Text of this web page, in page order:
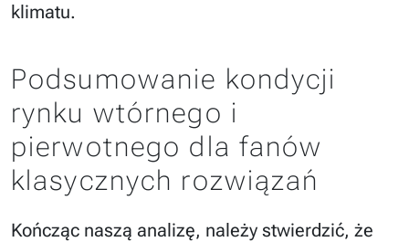
klimatu.
Podsumowanie kondycji
rynku wtórnego i
pierwotnego dla fanów
klasycznych rozwiązań
Kończąc naszą analizę, należy stwierdzić, że